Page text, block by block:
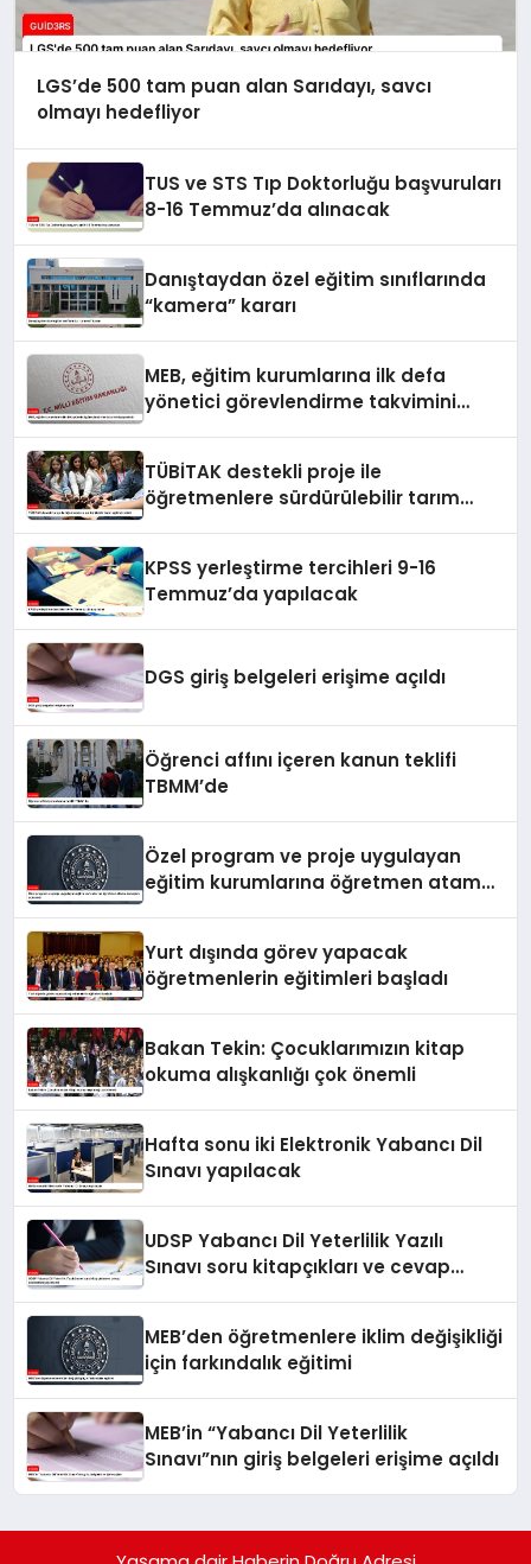
LGS’de 500 tam puan alan Sarıdayı, savcı
olmayı hedefliyor
TUS ve STS Tıp Doktorluğu başvuruları
8-16 Temmuz’da alınacak
Danıştaydan özel eğitim sınıflarında
“kamera” kararı
MEB, eğitim kurumlarına ilk defa
yönetici görevlendirme takvimini
TÜBİTAK destekli proje ile
öğretmenlere sürdürülebilir tarım
KPSS yerleştirme tercihleri 9-16
Temmuz’da yapılacak
DGS giriş belgeleri erişime açıldı
Öğrenci affını içeren kanun teklifi
TBMM’de
Özel program ve proje uygulayan
eğitim kurumlarına öğretmen atama
Yurt dışında görev yapacak
öğretmenlerin eğitimleri başladı
Bakan Tekin: Çocuklarımızın kitap
okuma alışkanlığı çok önemli
Hafta sonu iki Elektronik Yabancı Dil
Sınavı yapılacak
UDSP Yabancı Dil Yeterlilik Yazılı
Sınavı soru kitapçıkları ve cevap
MEB’den öğretmenlere iklim değişikliği
için farkındalık eğitimi
MEB’in “Yabancı Dil Yeterlilik
Sınavı”nın giriş belgeleri erişime açıldı